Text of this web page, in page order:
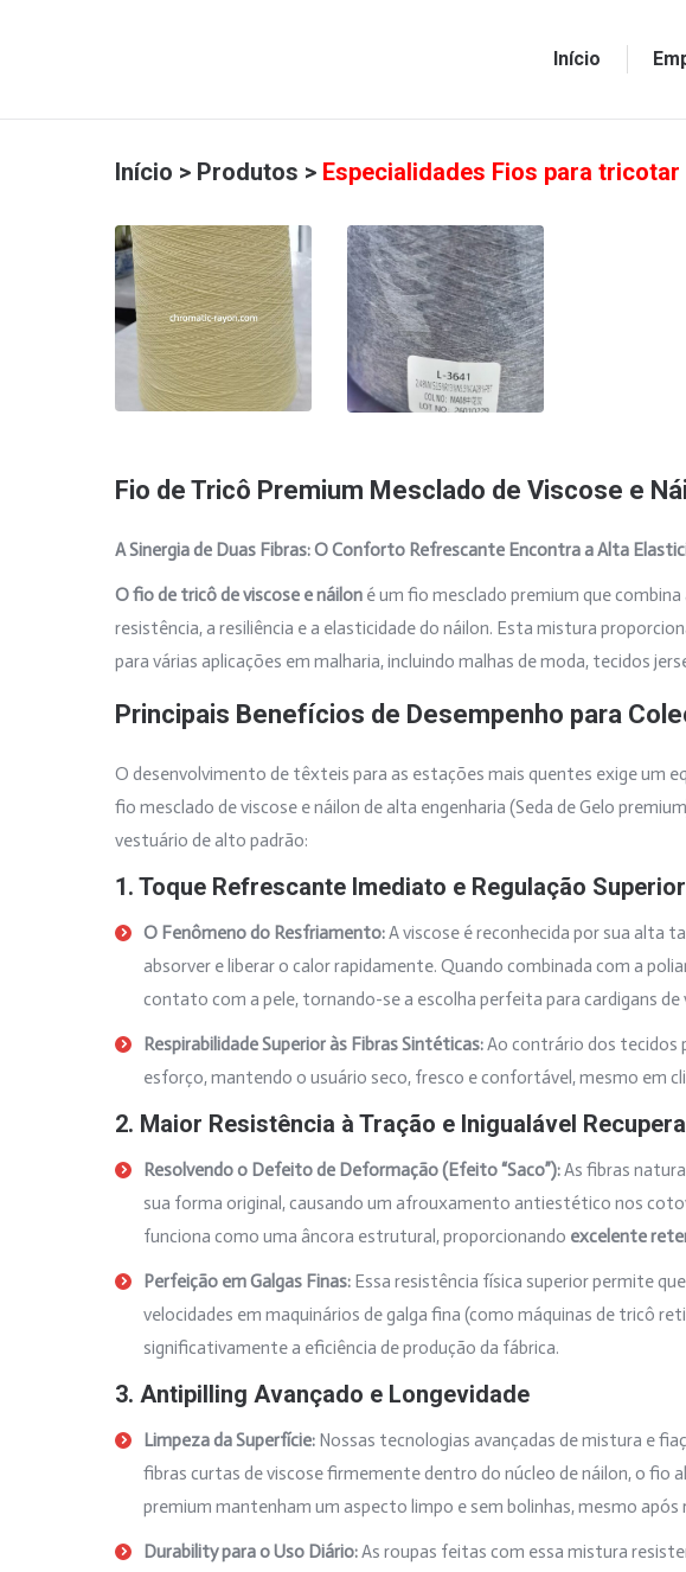
Início
Início > Produtos > Especialidades Fios para tricotar
Fio de Tricô Premium Mesclado de Viscose e
A Sinergia de Duas Fibras: O Conforto Refrescante Encontra a Alta
O fio de tricô de viscose e náilon é um fio mesclado premium que
resistência, a resiliência e a elasticidade do náilon. Esta mistura
para várias aplicações em malharia, incluindo malhas de moda, tecidos
Principais Benefícios de Desempenho para
O desenvolvimento de têxteis para as estações mais quentes exige um
fio mesclado de viscose e náilon de alta engenharia (Seda de Gelo
vestuário de alto padrão:
1. Toque Refrescante Imediato e Regulação
O Fenômeno do Resfriamento:A viscose é reconhecida por sua alta
absorver e liberar o calor rapidamente. Quando combinada com a
contato com a pele, tornando-se a escolha perfeita para cardigans de
Respirabilidade Superior às Fibras Sintéticas:Ao contrário dos tecidos
esforço, mantendo o usuário seco, fresco e confortável, mesmo em
2. Maior Resistência à Tração e Inigualável
Resolvendo o Defeito de Deformação (Efeito “Saco”):As fibras
sua forma original, causando um afrouxamento antiestético nos
funciona como uma âncora estrutural, proporcionando excelente
Perfeição em Galgas Finas: Essa resistência física superior permite
velocidades em maquinários de galga fina (como máquinas de tricô
significativamente a eficiência de produção da fábrica.
3. Antipilling Avançado e Longevidade
Limpeza da Superfície: Nossas tecnologias avançadas de mistura e
fibras curtas de viscose firmemente dentro do núcleo de náilon, o fio
premium mantenham um aspecto limpo e sem bolinhas, mesmo após
Durability para o Uso Diário:As roupas feitas com essa mistura